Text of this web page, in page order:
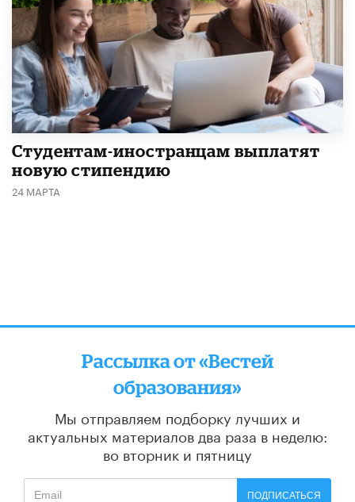
Студентам-иностранцам выплатят
новую стипендию
24 МАРТА
Рассылка от «Вестей
образования»
Мы отправляем подборку лучших и
актуальных материалов два раза в неделю:
во вторник и пятницу
ПОДПИСАТЬСЯ